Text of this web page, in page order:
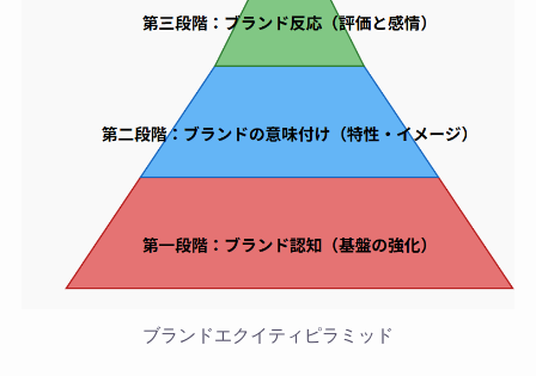
ブランドエクイティピラミッド